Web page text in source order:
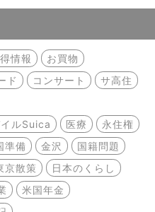
情報
お買物
ド コンサート
サ高住
ルSuica 医療
永住権
準備 金沢
国籍問題
京散策
日本のくらし
米国年金